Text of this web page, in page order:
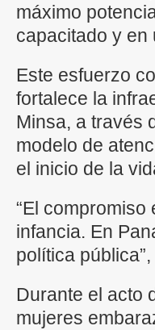
máximo
capacitado y en
Este esfuerzo
fortalece la
Minsa, a través
modelo de
el inicio de la
“El
infancia. En
política
Durante el acto
mujeres